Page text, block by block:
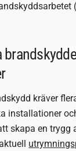
kräver
installationer
skapa en trygg